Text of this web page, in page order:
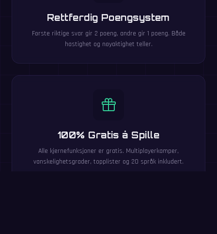
Rettferdig Poengsystem
Første riktige svar gir 2 poeng, andre gir 1 poeng. Både
hastighet og nøyaktighet teller.
100% Gratis å Spille
Alle kjernefunksjoner er gratis. Multiplayerkamper,
vanskelighetsgrader, topplister og 20 språk inkludert.